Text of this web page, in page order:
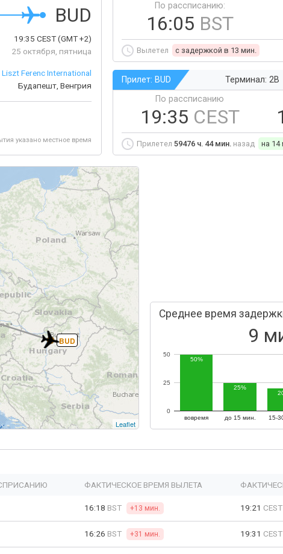
BUD
19:35 CEST(GMT +2)
25 октября, пятница
Liszt Ferenc International
Будапешт, Венгрия
указано местное время
По рассписанию:
16:05 BST
Вылетел c задержкой в 13 мин.
Прилет: BUD Терминал: 2B
По рассписанию
19:35 CEST
Прилетел 59476 ч. 44 мин. назад на 14
BUD
Leaflet
Среднее время
9
вовремя до 15 мин. 15-
0
25
50
50%
25%
ФАКТИЧЕСКОЕ ВРЕМЯ ВЫЛЕТА
16:18 BST +13 мин. 19:21 CEST
16:26 BST +31 мин. 19:31 CEST